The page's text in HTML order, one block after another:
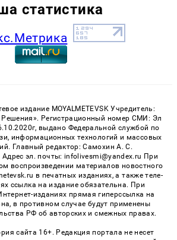
статистика
издание MOYALMETEVSK Учредитель:
Регистрационный номер СМИ: Эл
выдано Федеральной службой по
информационных технологий и массовых
Главный редактор: Самохин А. С.
эл. почты: infolivesmi@yandex.ru При
воспроизведении материалов новостного
в печатных изданиях, а также теле-
ссылка на издание обязательна. При
изданиях прямая гиперссылка на
в противном случае будут применены
РФ об авторских и смежных правах.
сайта 16+. Редакция портала не несет